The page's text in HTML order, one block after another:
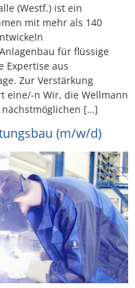
(Westf.) ist ein
mit mehr als 140
für flüssige
Expertise aus
Zur Verstärkung
eine/-n Wir, die Wellmann
nächstmöglichen […]
(m/w/d)